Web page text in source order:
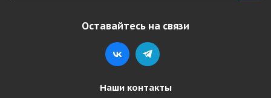
Оставайтесь на связи
Наши контакты